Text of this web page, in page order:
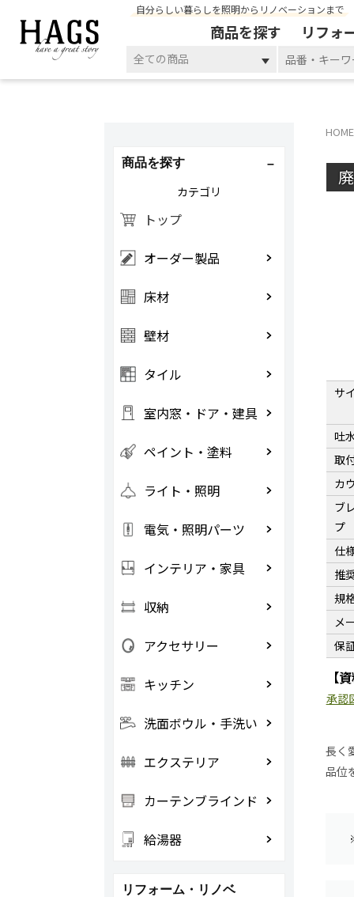
自分らしい暮らしを照明からリノベーションまで
商品を探す リフォ
全ての商品
HOME
サ
吐
取
カ
ブ
プ
仕
推
規
メ
保
【
承認
長く
品位
商品を探す
カテゴリ
トップ
オーダー製品
床材
壁材
タイル
室内窓・ドア・建具
ペイント・塗料
ライト・照明
電気・照明パーツ
インテリア・家具
収納
アクセサリー
キッチン
洗面ボウル・手洗い
エクステリア
カーテンブラインド
給湯器
リフォーム・リノベ